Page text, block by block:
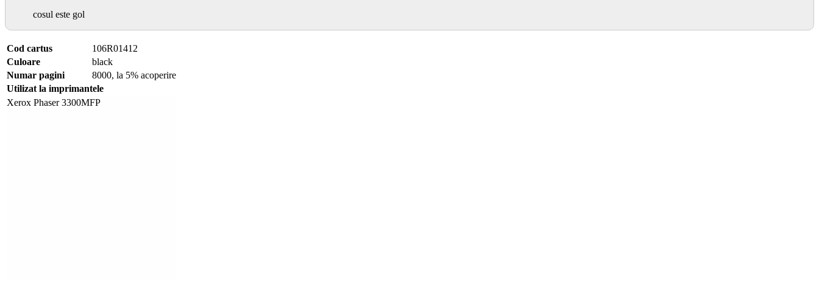
cosul este gol
Cod cartus
106R01412
Culoare
black
Numar pagini
8000, la 5% acoperire
Utilizat la imprimantele
Xerox Phaser 3300MFP